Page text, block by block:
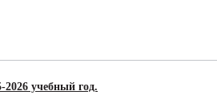
учебный год.